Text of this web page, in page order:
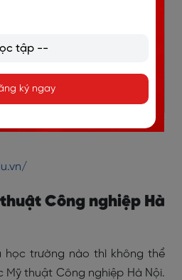
kỹ năng. Trường cũng có
giá trị lớn cho sinh viên.
là một trường đào tạo các
tiếng tại khu vực miền Bắc
đang tìm hiểu thiết kế đồ
Nội thì đừng bỏ qua Đại học
Công nghiệp Hà
học trường nào thì không thể
thuật Công nghiệp Hà Nội.
ký ngay